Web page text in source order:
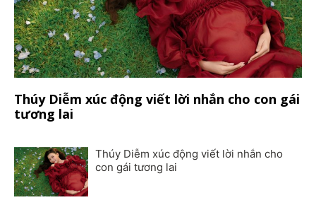
Thúy Diễm xúc động viết lời nhắn cho con gái
tương lai
Thúy Diễm xúc động viết lời nhắn cho
con gái tương lai